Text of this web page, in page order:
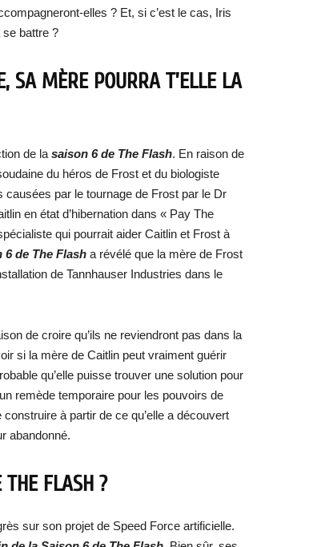
elles ? Et, si c’est le cas, Iris
se battre ?
SA MÈRE POURRA T’ELLE LA
de la saison 6 de The Flash. En raison de
du héros de Frost et du biologiste
par le tournage de Frost par le Dr
en état d’hibernation dans « Pay The
qui pourrait aider Caitlin et Frost à
6 de The Flash a révélé que la mère de Frost
de Tannhauser Industries dans le
de croire qu’ils ne reviendront pas dans la
si la mère de Caitlin peut vraiment guérir
qu’elle puisse trouver une solution pour
remède temporaire pour les pouvoirs de
à partir de ce qu’elle a découvert
abandonné.
THE FLASH ?
sur son projet de Speed Force artificielle.